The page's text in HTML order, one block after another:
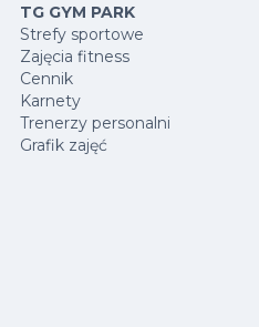
TG GYM PARK
Strefy sportowe
Zajęcia fitness
Cennik
Karnety
Trenerzy personalni
Grafik zajęć